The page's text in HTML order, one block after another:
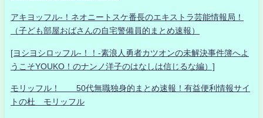
アキヨッフル-！ネオニートスケ番長のエキストラ芸能情報局！
（子ども部屋おばさんの自宅警備員的まとめ速報）
[ヨシヨシロッフル-！！-素浪人勇者カツオンの未解決事件簿へよ
うこそYOUKO！のナンノ洋子のはなしは信じるな編）]
モリッフル！ 50代無職独身的まとめ速報！有益便利情報サイ
トの杜 モリッフル